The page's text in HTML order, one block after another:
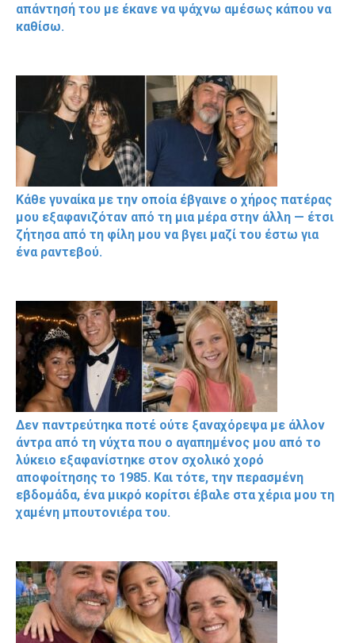
απάντησή του με έκανε να ψάχνω αμέσως κάπου να
καθίσω.
Κάθε γυναίκα με την οποία έβγαινε ο χήρος πατέρας
μου εξαφανιζόταν από τη μια μέρα στην άλλη — έτσι
ζήτησα από τη φίλη μου να βγει μαζί του έστω για
ένα ραντεβού.
Δεν παντρεύτηκα ποτέ ούτε ξαναχόρεψα με άλλον
άντρα από τη νύχτα που ο αγαπημένος μου από το
λύκειο εξαφανίστηκε στον σχολικό χορό
αποφοίτησης το 1985. Και τότε, την περασμένη
εβδομάδα, ένα μικρό κορίτσι έβαλε στα χέρια μου τη
χαμένη μπουτονιέρα του.